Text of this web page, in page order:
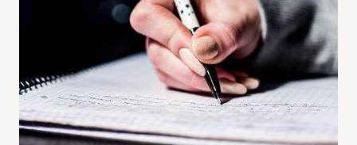
OD
ZAWSZE
ZAPISUJE
NIE
TYLKO
SŁOWA,
ALE
SIEBIE